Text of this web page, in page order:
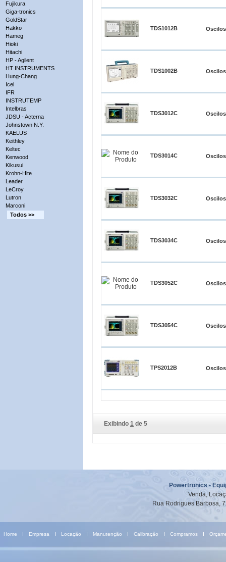
Fujikura
Giga-tronics
GoldStar
Hakko
Hameg
Hioki
Hitachi
HP - Agilent
HT INSTRUMENTS
Hung-Chang
Icel
IFR
INSTRUTEMP
Intelbras
JDSU - Acterna
Johnstown N.Y.
KAELUS
Keithley
Keltec
Kenwood
Kikusui
Krohn-Hite
Leader
LeCroy
Lutron
Marconi
Todos >>
TDS1012B
TDS1002B
TDS3012C
TDS3014C
TDS3032C
TDS3034C
TDS3052C
TDS3054C
TPS2012B
Exibindo 1 de 5
Powertronics -
Venda,
Rua Rodrigues Barbosa,
Home Empresa Locação Manutenção Calibração Compramos